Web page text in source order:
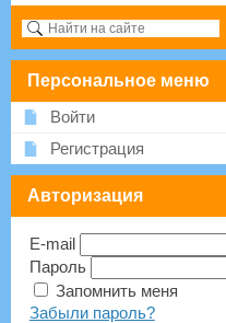
Персональное меню
Войти
Регистрация
Авторизация
E-mail
Пароль
Запомнить меня
Забыли пароль?